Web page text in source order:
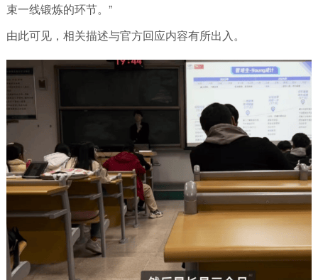
束一线锻炼的环节。”
由此可见，相关描述与官方回应内容有所出入。